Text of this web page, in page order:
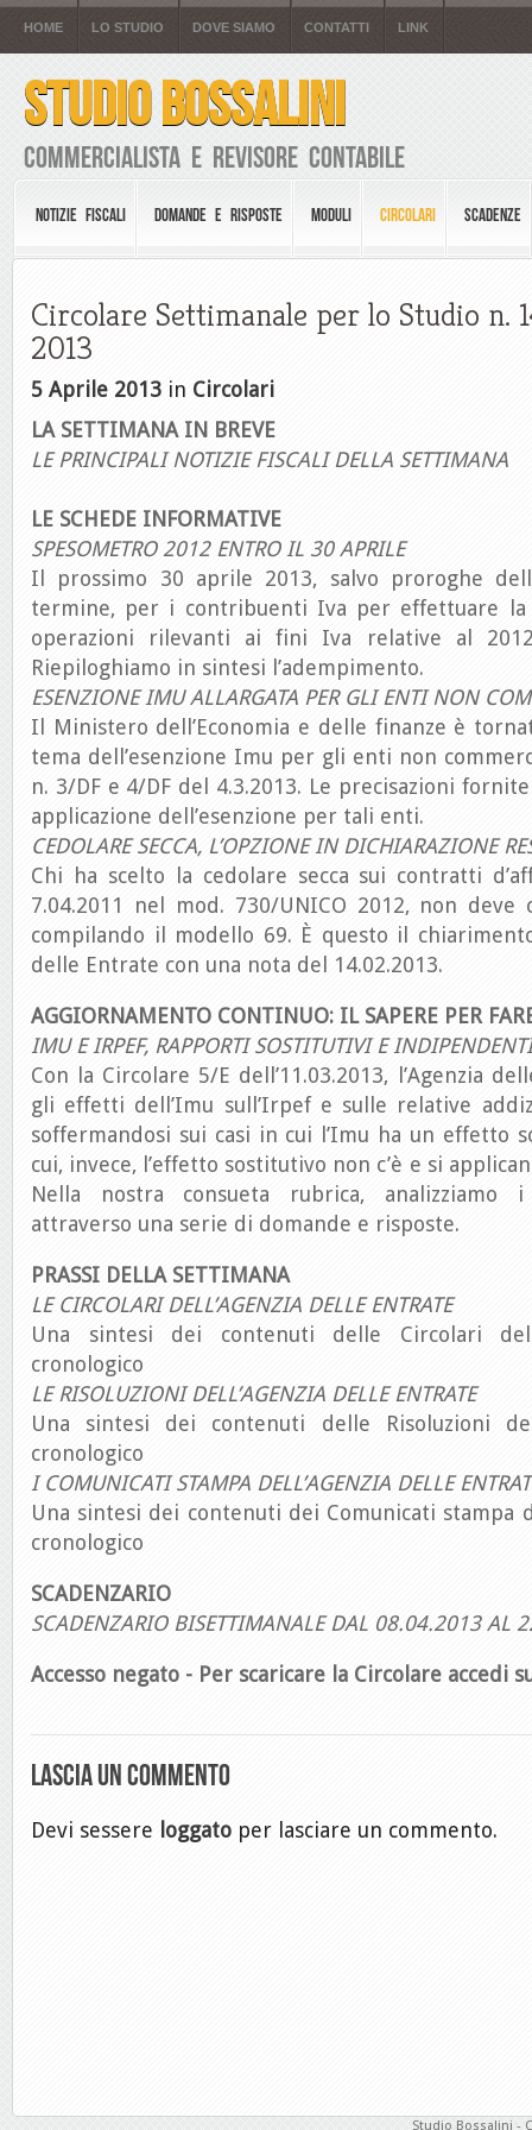
HOME LO STUDIO DOVE SIAMO CONTATTI LINK
STUDIO BOSSALINI
Commercialista e Revisore Contabile
NOTIZIE FISCALI DOMANDE E RISPOSTE MODULI CIRCOLARI SCADENZE
Circolare Settimanale per lo Studio n.
2013
5 Aprile 2013 in Circolari
LA SETTIMANA IN BREVE
LE PRINCIPALI NOTIZIE FISCALI DELLA SETTIMANA
LE SCHEDE INFORMATIVE
SPESOMETRO 2012 ENTRO IL 30 APRILE
Il prossimo 30 aprile 2013, salvo proroghe
termine, per i contribuenti Iva per effettuare la
operazioni rilevanti ai fini Iva relative al
Riepiloghiamo in sintesi l’adempimento.
ESENZIONE IMU ALLARGATA PER GLI ENTI NON
Il Ministero dell’Economia e delle finanze è
tema dell’esenzione Imu per gli enti non
n. 3/DF e 4/DF del 4.3.2013. Le precisazioni
applicazione dell’esenzione per tali enti.
CEDOLARE SECCA, L’OPZIONE IN DICHIARAZIONE
Chi ha scelto la cedolare secca sui contratti
7.04.2011 nel mod. 730/UNICO 2012, non deve
compilando il modello 69. È questo il
delle Entrate con una nota del 14.02.2013.
AGGIORNAMENTO CONTINUO: IL SAPERE PER
IMU E IRPEF, RAPPORTI SOSTITUTIVI E INDIPENDENTI
Con la Circolare 5/E dell’11.03.2013, l’Agenzia
gli effetti dell’Imu sull’Irpef e sulle relative
soffermandosi sui casi in cui l’Imu ha un effetto
cui, invece, l’effetto sostitutivo non c’è e si
Nella nostra consueta rubrica, analizziamo
attraverso una serie di domande e risposte.
PRASSI DELLA SETTIMANA
LE CIRCOLARI DELL’AGENZIA DELLE ENTRATE
Una sintesi dei contenuti delle Circolari
cronologico
LE RISOLUZIONI DELL’AGENZIA DELLE ENTRATE
Una sintesi dei contenuti delle Risoluzioni
cronologico
I COMUNICATI STAMPA DELL’AGENZIA DELLE
Una sintesi dei contenuti dei Comunicati stampa
cronologico
SCADENZARIO
SCADENZARIO BISETTIMANALE DAL 08.04.2013 AL
Accesso negato - Per scaricare la Circolare accedi
Lascia un commento
Devi sessere loggato per lasciare un commento.
Studio Bossalini -